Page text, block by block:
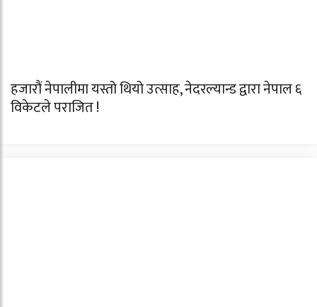
हजारौं नेपालीमा यस्तो थियो उत्साह, नेदरल्यान्ड द्वारा नेपाल ६
विकेटले पराजित !